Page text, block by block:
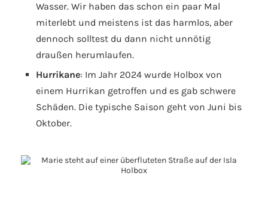
Wasser. Wir haben das schon ein paar Mal
miterlebt und meistens ist das harmlos, aber
dennoch solltest du dann nicht unnötig
draußen herumlaufen.
Hurrikane: Im Jahr 2024 wurde Holbox von
einem Hurrikan getroffen und es gab schwere
Schäden. Die typische Saison geht von Juni bis
Oktober.